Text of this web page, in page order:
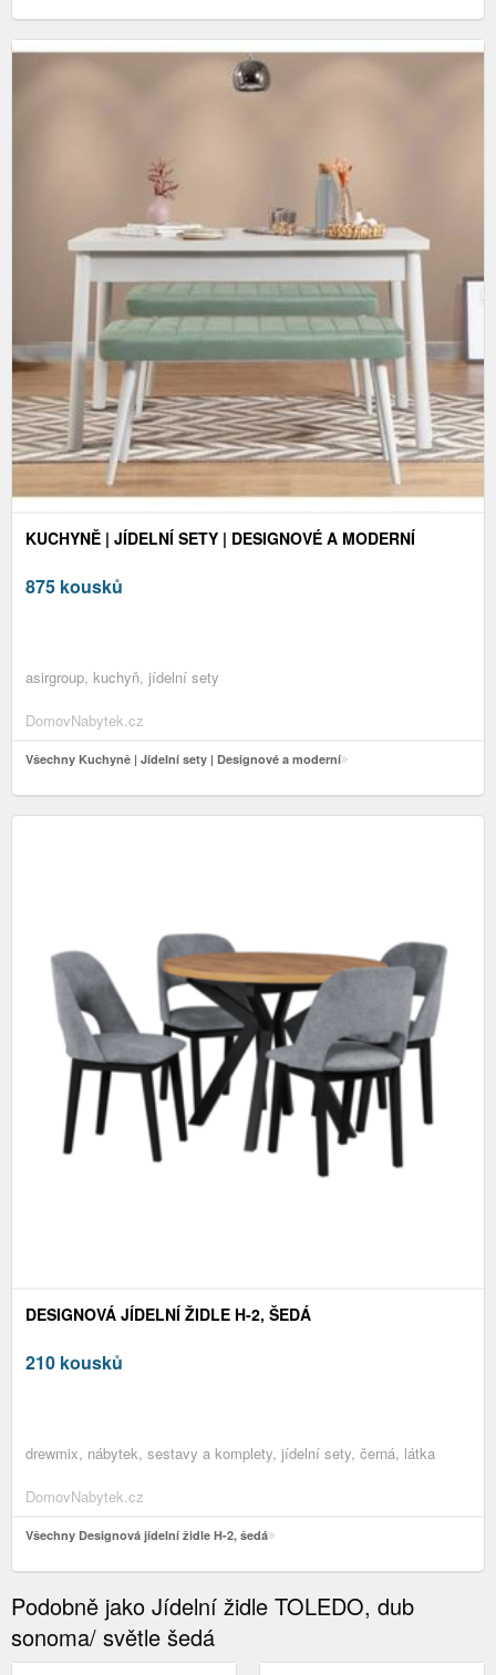
KUCHYNĚ | JÍDELNÍ SETY | DESIGNOVÉ A MODERNÍ
875 kousků
asirgroup, kuchyň, jídelní sety
DomovNabytek.cz
Všechny Kuchyně | Jídelní sety | Designové a moderní
DESIGNOVÁ JÍDELNÍ ŽIDLE H-2, ŠEDÁ
210 kousků
drewmix, nábytek, sestavy a komplety, jídelní sety, černá, látka
DomovNabytek.cz
Všechny Designová jídelní židle H-2, šedá
Podobně jako Jídelní židle TOLEDO, dub
sonoma/ světle šedá